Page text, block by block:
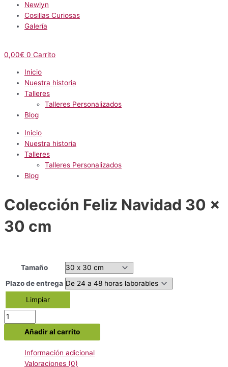
Newlyn
Cosillas Curiosas
Galería
0,00€ 0 Carrito
Inicio
Nuestra historia
Talleres
Talleres Personalizados
Blog
Inicio
Nuestra historia
Talleres
Talleres Personalizados
Blog
Colección Feliz Navidad 30 x
30 cm
Tamaño
Plazo de entrega
Limpiar
Colección
Feliz
NavidadAñadir al carrito
Información adicional
Valoraciones (0)